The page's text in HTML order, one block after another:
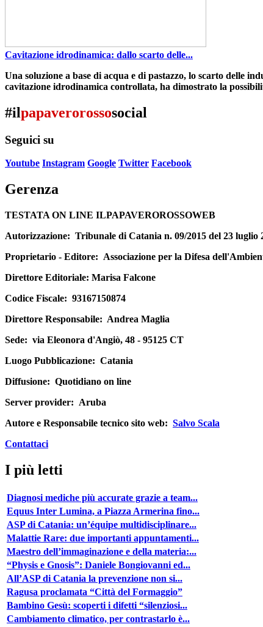
Cavitazione idrodinamica: dallo scarto delle...
Una soluzione a base di acqua e di pastazzo, lo scarto delle
cavitazione idrodinamica controllata, ha dimostrato la
#ilpapaverorossosocial
Seguici su
Youtube Instagram Google Twitter Facebook
Gerenza
TESTATA ON LINE ILPAPAVEROROSSOWEB
Autorizzazione: Tribunale di Catania n. 09/2015 del 23 luglio
Proprietario - Editore: Associazione per la Difesa
Direttore Editoriale: Marisa Falcone
Codice Fiscale: 93167150874
Direttore Responsabile: Andrea Maglia
Sede: via Eleonora d'Angiò, 48 - 95125 CT
Luogo Pubblicazione: Catania
Diffusione: Quotidiano on line
Server provider: Aruba
Autore e Responsabile tecnico sito web: Salvo Scala
Contattaci
I più letti
Diagnosi mediche più accurate grazie a team...
Equus Inter Lumina, a Piazza Armerina fino...
ASP di Catania: un’équipe multidisciplinare...
Malattie Rare: due importanti appuntamenti...
Maestro dell’immaginazione e della materia:...
“Physis e Gnosis”: Daniele Bongiovanni ed...
All’ASP di Catania la prevenzione non si...
Ragusa proclamata “Città del Formaggio”
Bambino Gesù: scoperti i difetti “silenziosi...
Cambiamento climatico, per contrastarlo è...